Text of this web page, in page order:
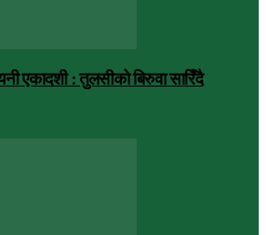
एकादशी : तुलसीको बिरुवा सारिँदै